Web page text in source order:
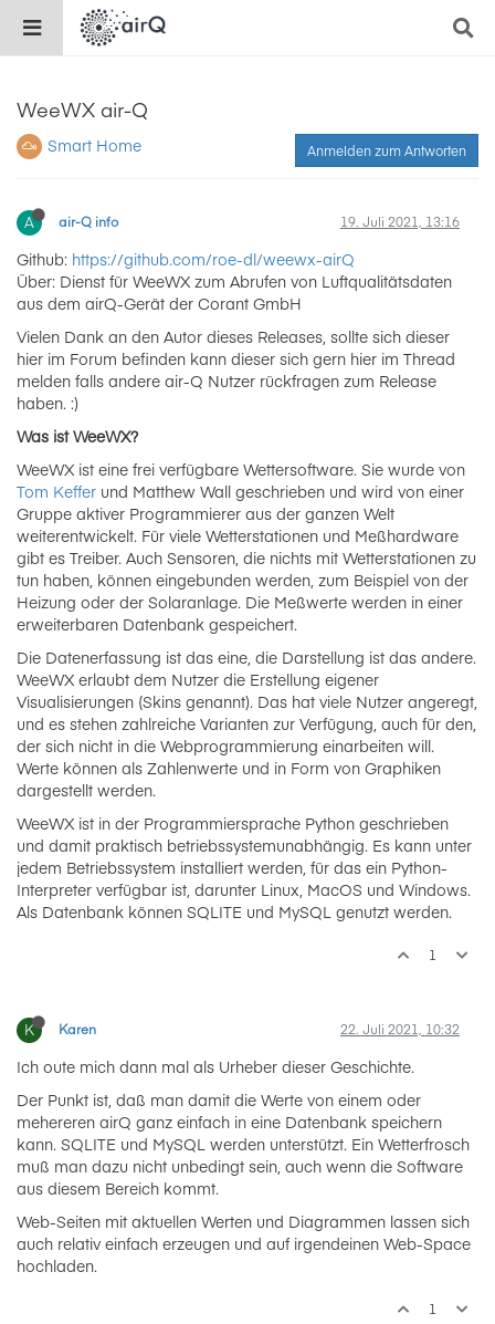
WeeWX air-Q
Smart Home Anmelden zum Antworten
A air-Q info 19. Juli 2021, 13:16
Github: https://github.com/roe-dl/weewx-airQ
Über: Dienst für WeeWX zum Abrufen von Luftqualitätsdaten
aus dem airQ-Gerät der Corant GmbH
Vielen Dank an den Autor dieses Releases, sollte sich dieser
hier im Forum befinden kann dieser sich gern hier im Thread
melden falls andere air-Q Nutzer rückfragen zum Release
haben. :)
Was ist WeeWX?
WeeWX ist eine frei verfügbare Wettersoftware. Sie wurde von
Tom Keffer und Matthew Wall geschrieben und wird von einer
Gruppe aktiver Programmierer aus der ganzen Welt
weiterentwickelt. Für viele Wetterstationen und Meßhardware
gibt es Treiber. Auch Sensoren, die nichts mit Wetterstationen zu
tun haben, können eingebunden werden, zum Beispiel von der
Heizung oder der Solaranlage. Die Meßwerte werden in einer
erweiterbaren Datenbank gespeichert.
Die Datenerfassung ist das eine, die Darstellung ist das andere.
WeeWX erlaubt dem Nutzer die Erstellung eigener
Visualisierungen (Skins genannt). Das hat viele Nutzer angeregt,
und es stehen zahlreiche Varianten zur Verfügung, auch für den,
der sich nicht in die Webprogrammierung einarbeiten will.
Werte können als Zahlenwerte und in Form von Graphiken
dargestellt werden.
WeeWX ist in der Programmiersprache Python geschrieben
und damit praktisch betriebssystemunabhängig. Es kann unter
jedem Betriebssystem installiert werden, für das ein Python-
Interpreter verfügbar ist, darunter Linux, MacOS und Windows.
Als Datenbank können SQLITE und MySQL genutzt werden.
1
K Karen 22. Juli 2021, 10:32
Ich oute mich dann mal als Urheber dieser Geschichte.
Der Punkt ist, daß man damit die Werte von einem oder
mehereren airQ ganz einfach in eine Datenbank speichern
kann. SQLITE und MySQL werden unterstützt. Ein Wetterfrosch
muß man dazu nicht unbedingt sein, auch wenn die Software
aus diesem Bereich kommt.
Web-Seiten mit aktuellen Werten und Diagrammen lassen sich
auch relativ einfach erzeugen und auf irgendeinen Web-Space
hochladen.
1